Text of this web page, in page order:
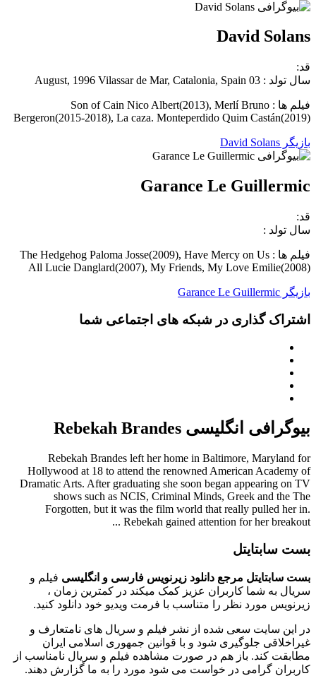
David Solans
قد:
سال تولد : 03 August, 1996 Vilassar de Mar, Catalonia, Spain
فیلم ها : Son of Cain Nico Albert(2013), Merlí Bruno
Bergeron(2015-2018), La caza. Monteperdido Quim Castán(2019)
بازیگر David Solans
Garance Le Guillermic
قد:
سال تولد :
فیلم ها : The Hedgehog Paloma Josse(2009), Have Mercy on Us
All Lucie Danglard(2007), My Friends, My Love Emilie(2008)
بازیگر Garance Le Guillermic
اشتراک گذاری در شبکه های اجتماعی شما
بیوگرافی انگلیسی Rebekah Brandes
Rebekah Brandes left her home in Baltimore, Maryland for
Hollywood at 18 to attend the renowned American Academy of
Dramatic Arts. After graduating she soon began appearing on TV
shows such as NCIS, Criminal Minds, Greek and the The
Forgotten, but it was the film world that really pulled her in.
Rebekah gained attention for her breakout ...
بست سابتایتل
بست سابتایتل مرجع دانلود زیرنویس فارسی و انگلیسی فیلم و
سریال به شما کاربران عزیز کمک میکند در کمترین زمان ،
زیرنویس مورد نظر را متناسب با فرمت ویدیو خود دانلود کنید.
در این سایت سعی شده از نشر فیلم و سریال های نامتعارف و
غیراخلاقی جلوگیری شود و با قوانین جمهوری اسلامی ایران
مطابقت کند. باز هم در صورت مشاهده فیلم و سریال نامناسب از
کاربران گرامی در خواست می شود مورد را به ما گزارش دهند.